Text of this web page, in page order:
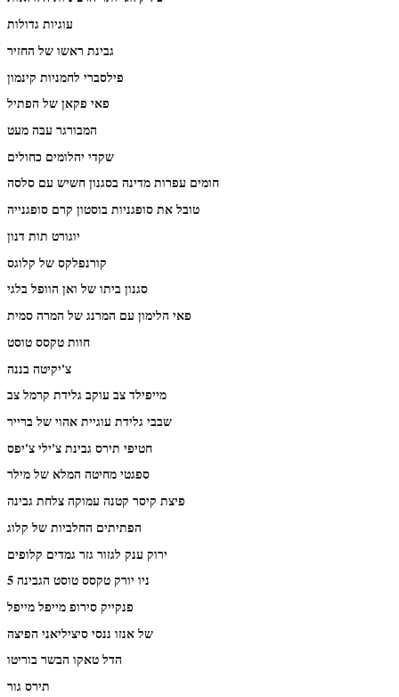
עוגיות גדולות
גבינת ראשו של החזיר
פילסברי לחמניות קינמון
פאי פקאן של הפתיל
המבורגר עבה מעט
שקדי יהלומים כחולים
חומים עפרות מדינה בסגנון חשיש עם סלסה
טובל את סופגניות בוסטון קרם סופגנייה
יוגורט תות דנון
קורנפלקס של קלוגס
סגנון ביתו של ואן הוופל בלגי
פאי הלימון עם המרנג של המרה סמית
חוות טקסס טוסט
צ'יקיטה בננה
מייפילד צב עוקב גלידת קרמל צב
שבבי גלידת עוגיית אהוי של ברייר
חטיפי תירס גבינת צ'ילי צ'יפס
ספגטי מחיטה המלא של מילר
פיצת קיסר קטנה עמוקה צלחת גבינה
הפתיתים החלביות של קלוג
ירוק ענק לגזור גזר גמדים קלופים
ניו יורק טקסס טוסט הגבינה 5
פנקייק סירופ מייפל מייפל
של אנזו ננסי סיציליאני הפיצה
הדל טאקו הבשר בוריטו
תירס גור